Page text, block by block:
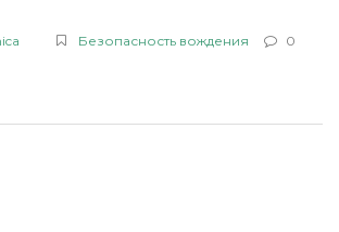
Безопасность вождения 0